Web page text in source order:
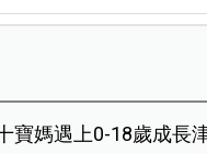
寶媽遇上0-18歲成長